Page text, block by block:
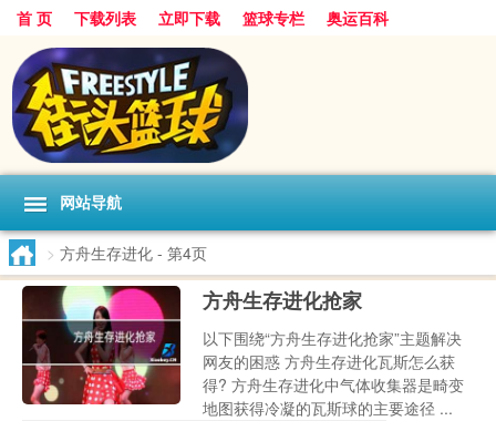
首 页 下载列表 立即下载 篮球专栏 奥运百科
网站导航
> 方舟生存进化 - 第4页
方舟生存进化抢家
以下围绕“方舟生存进化抢家”主题解决
网友的困惑 方舟生存进化瓦斯怎么获
得? 方舟生存进化中气体收集器是畸变
地图获得冷凝的瓦斯球的主要途径 ...